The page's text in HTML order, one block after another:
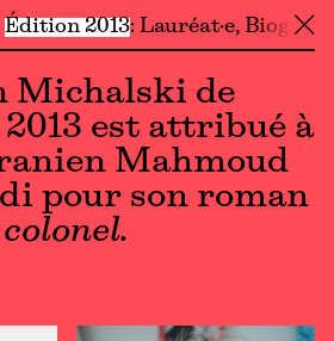
Édition 2013 Lauréat·e ╳
Michalski de
est attribué à
Mahmoud
pour son roman